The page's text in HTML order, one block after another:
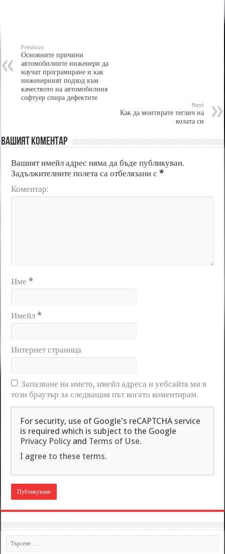
Previous
Основните причини
автомобилните инженери да
научат програмиране и как
инженерният подход към
качеството на автомобилния
софтуер спира дефектите
Next
Как да монтирате теглич на
колата си
Вашият коментар
Вашият имейл адрес няма да бъде публикуван.
Задължителните полета са отбелязани с*
Коментар:
Име*
Имейл*
Интернет страница
Запазване на името, имейл адреса и уебсайта ми в
този браузър за следващия път когато коментирам.
For security, use of Google's reCAPTCHA service
is required which is subject to the Google
Privacy Policy and Terms of Use.
I agree to these terms.